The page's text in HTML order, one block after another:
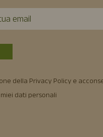
della Privacy Policy e
dati personali